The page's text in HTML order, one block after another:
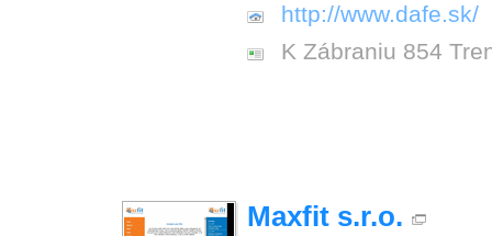
http://www.dafe.sk/
K Zábraniu 854
Maxfit s.r.o.